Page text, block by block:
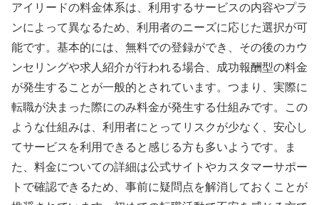
アイリードの料金体系は、利用するサービスの内容やプラ
ンによって異なるため、利用者のニーズに応じた選択が可
能です。基本的には、無料での登録ができ、その後のカウ
ンセリングや求人紹介が行われる場合、成功報酬型の料金
が発生することが一般的とされています。つまり、実際に
転職が決まった際にのみ料金が発生する仕組みです。この
ような仕組みは、利用者にとってリスクが少なく、安心し
てサービスを利用できると感じる方も多いようです。ま
た、料金についての詳細は公式サイトやカスタマーサポー
トで確認できるため、事前に疑問点を解消しておくことが